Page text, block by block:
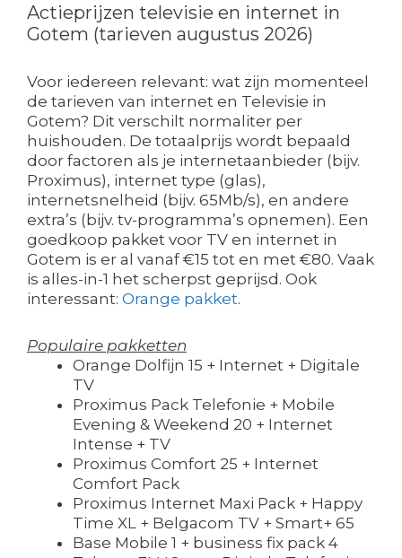
Actieprijzen televisie en internet in
Gotem (tarieven augustus 2026)
Voor iedereen relevant: wat zijn momenteel
de tarieven van internet en Televisie in
Gotem? Dit verschilt normaliter per
huishouden. De totaalprijs wordt bepaald
door factoren als je internetaanbieder (bijv.
Proximus), internet type (glas),
internetsnelheid (bijv. 65Mb/s), en andere
extra’s (bijv. tv-programma’s opnemen). Een
goedkoop pakket voor TV en internet in
Gotem is er al vanaf €15 tot en met €80. Vaak
is alles-in-1 het scherpst geprijsd. Ook
interessant: Orange pakket.
Populaire pakketten
Orange Dolfijn 15 + Internet + Digitale
TV
Proximus Pack Telefonie + Mobile
Evening & Weekend 20 + Internet
Intense + TV
Proximus Comfort 25 + Internet
Comfort Pack
Proximus Internet Maxi Pack + Happy
Time XL + Belgacom TV + Smart+ 65
Base Mobile 1 + business fix pack 4